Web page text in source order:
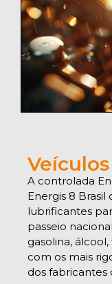
A controlada
Energis 8
lubrificantes
passeio
gasolina,
com os mais
dos fabricantes